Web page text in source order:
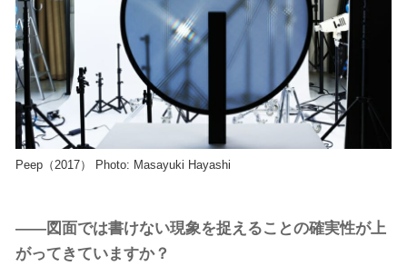
Peep（2017） Photo: Masayuki Hayashi
――図面では書けない現象を捉えることの確実性が上
がってきていますか？